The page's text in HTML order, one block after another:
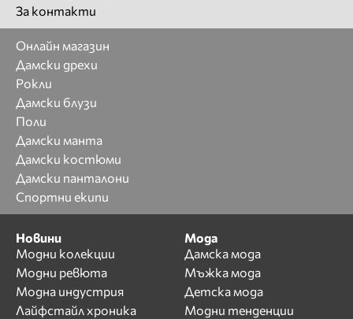
За контакти
Онлайн магазин
Дамски дрехи
Рокли
Дамски блузи
Поли
Дамски манта
Дамски костюми
Дамски панталони
Спортни екипи
Новини
Модни колекции
Модни ревюта
Модна индустрия
Лайфстайл хроника
Мода
Дамска мода
Мъжка мода
Детска мода
Модни тенденции